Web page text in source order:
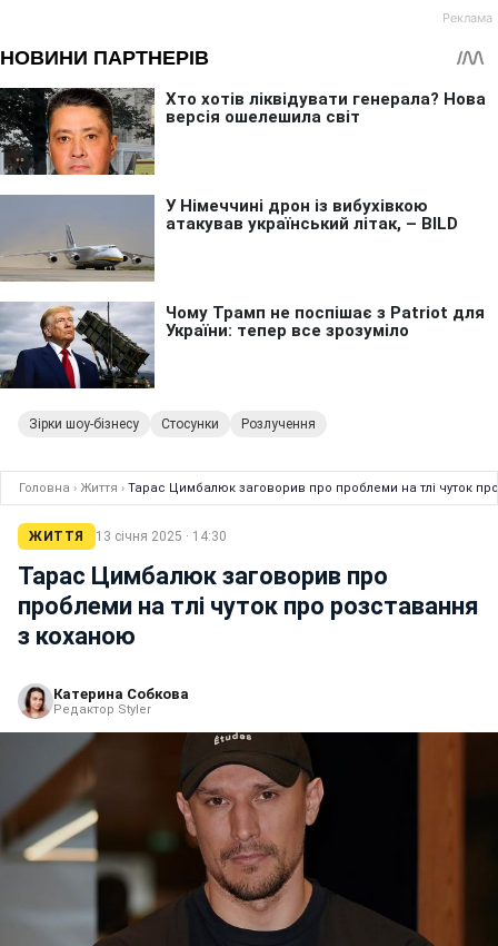
Зірки шоу-бізнесу Стосунки Розлучення
Головна › Життя › Тарас Цимбалюк заговорив про проблеми на тлі чуток
ЖИТТЯ 13 січня 2025 · 14:30
Тарас Цимбалюк заговорив про
проблеми на тлі чуток про розставання
з коханою
Катерина Собкова
Редактор Styler